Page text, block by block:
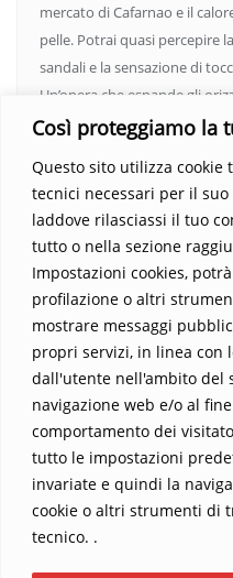
Così proteggiamo la
Questo sito utilizza
tecnici necessari per il
laddove rilasciassi il tuo
tutto o nella sezione
Impostazioni cookies,
profilazione o altri
mostrare messaggi
propri servizi, in linea con
dall'utente nell'ambito del
navigazione web e/o al
comportamento dei
tutto le impostazioni
invariate e quindi la
cookie o altri strumenti di
tecnico. .
mercato di Cafarnao e il
pelle. Potrai quasi percepire
sandali e la sensazione di
Un’opera che espande gli
vedere oltre i confini del
indimenticabile.Non perdere
questo viaggio straordinario.
Parola trasformi la tua vita
Home
Sostieni La Buona Parola –